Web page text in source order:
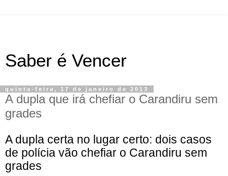
Saber é Vencer
quinta-feira, 17 de janeiro de 2013
A dupla que irá chefiar o Carandiru sem
grades
A dupla certa no lugar certo: dois casos
de polícia vão chefiar o Carandiru sem
grades